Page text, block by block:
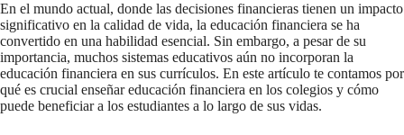
En el mundo actual, donde las decisiones financieras tienen un impacto
significativo en la calidad de vida, la educación financiera se ha
convertido en una habilidad esencial. Sin embargo, a pesar de su
importancia, muchos sistemas educativos aún no incorporan la
educación financiera en sus currículos. En este artículo te contamos por
qué es crucial enseñar educación financiera en los colegios y cómo
puede beneficiar a los estudiantes a lo largo de sus vidas.